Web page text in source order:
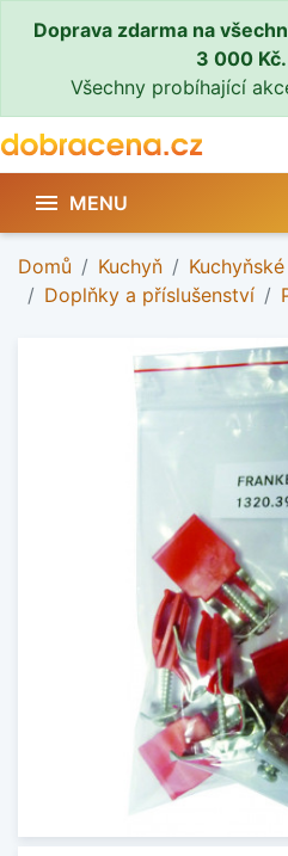
Doprava zdarma na
3 000 Kč.
Všechny probíhající
 MENU
Domů Kuchyň
Doplňky a příslušenství